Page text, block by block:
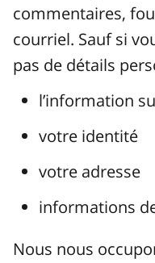
commentaires,
courriel. Sauf si
pas de détails
l’information
votre identité
votre adresse
informations
Nous nous